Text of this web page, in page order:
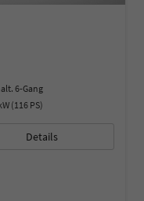
6-Gang
(116 PS)
Details